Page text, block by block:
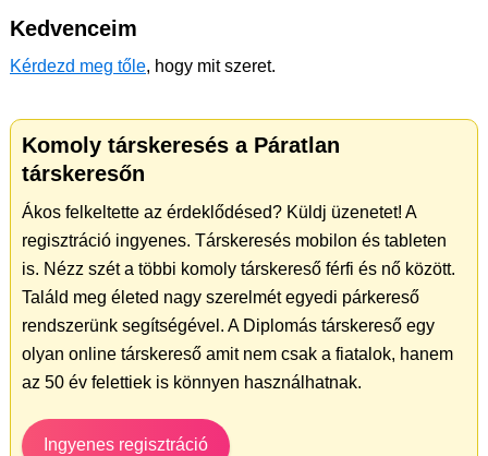
Kedvenceim
Kérdezd meg tőle, hogy mit szeret.
Komoly társkeresés a Páratlan
társkeresőn
Ákos felkeltette az érdeklődésed? Küldj üzenetet! A
regisztráció ingyenes. Társkeresés mobilon és tableten
is. Nézz szét a többi komoly társkereső férfi és nő között.
Találd meg életed nagy szerelmét egyedi párkereső
rendszerünk segítségével. A Diplomás társkereső egy
olyan online társkereső amit nem csak a fiatalok, hanem
az 50 év felettiek is könnyen használhatnak.
Ingyenes regisztráció